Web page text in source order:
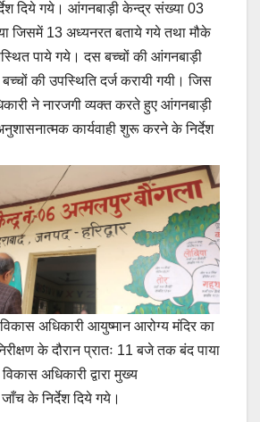
दिये गये। आंगनबाड़ी केन्द्र संख्या 03
जिसमें 13 अध्यनरत बताये गये तथा मौके
पाये गये। दस बच्चों की आंगनबाड़ी
बच्चों की उपस्थिति दर्ज करायी गयी। जिस
ने नारजगी व्यक्त करते हुए आंगनबाड़ी
कार्यवाही शुरू करने के निर्देश
अधिकारी आयुष्मान आरोग्य मंदिर का
के दौरान प्रातः 11 बजे तक बंद पाया
अधिकारी द्वारा मुख्य
जाँच के निर्देश दिये गये।